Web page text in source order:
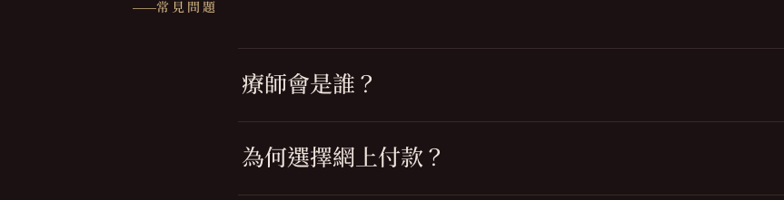
常見問題
療師會是誰？
為何選擇網上付款？